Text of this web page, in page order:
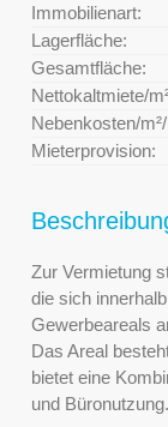
Immobilienart:
Lagerfläche:
Gesamtfläche:
Nettokaltmiete/
Nebenkosten/
Mieterprovision:
Zur Vermietung
die sich
Gewerbeareals
Das Areal
bietet eine
und Büronutzung.